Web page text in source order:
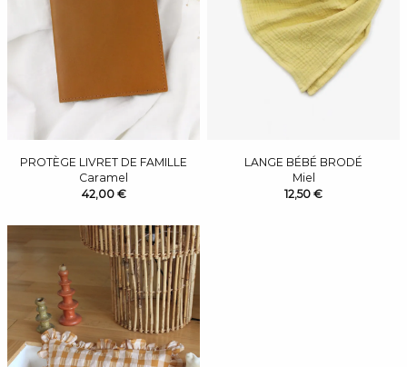
PROTÈGE LIVRET DE FAMILLE
Caramel
42,00 €
LANGE BÉBÉ BRODÉ
Miel
12,50 €